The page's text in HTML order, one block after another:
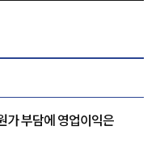
부담에 영업이익은